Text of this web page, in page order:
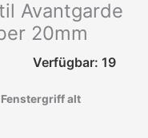
Avantgarde
20mm
Verfügbar: 19
alt